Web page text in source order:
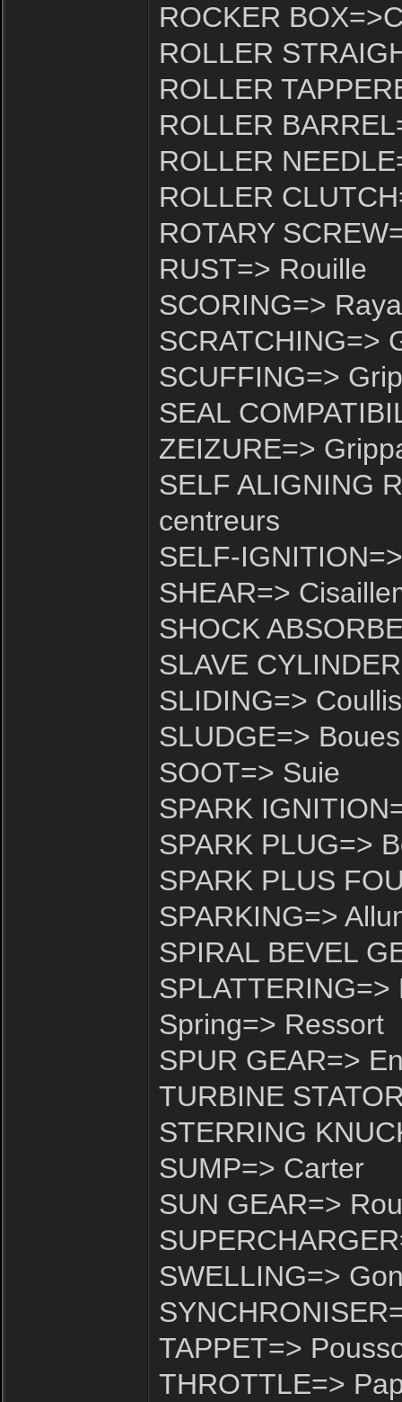
ROCKER
ROLLER
ROLLER
ROLLER
ROLLER
ROLLER
ROTARY
RUST=> Rouille
SCORING=>
SCRATCHING=>
SCUFFING=>
SEAL
ZEIZURE=>
SELF ALIGNING
centreurs
SELF-
SHEAR=>
SHOCK
SLAVE
SLIDING=>
SLUDGE=> Boues
SOOT=> Suie
SPARK
SPARK PLUG=>
SPARK PLUS
SPARKING=>
SPIRAL BEVEL
Spring=> Ressort
SPUR GEAR=>
TURBINE
STERRING
SUMP=> Carter
SUN GEAR=>
SWELLING=>
TAPPET=>
THROTTLE=>